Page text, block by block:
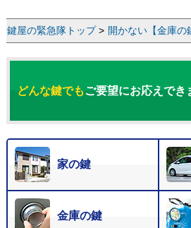
鍵屋の緊急隊トップ> 開かない【金庫の
どんな鍵でもご要望にお応えでき
家の鍵
金庫の鍵